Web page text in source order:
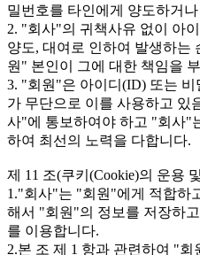
밀번호를 타인에게 양도하거
2. "회사"의 귀책사유 없이 아
양도, 대여로 인하여 발생하는
원" 본인이 그에 대한 책임을
3. "회원"은 아이디(ID) 또는
가 무단으로 이를 사용하고 있
사"에 통보하여야 하고 "회사"
하여 최선의 노력을 다합니다.
제 11 조(쿠키(Cookie)의 운용
1."회사"는 "회원"에게 적합하
해서 "회원"의 정보를 저장하
를 이용합니다.
2.본 조 제 1 항과 관련하여 "